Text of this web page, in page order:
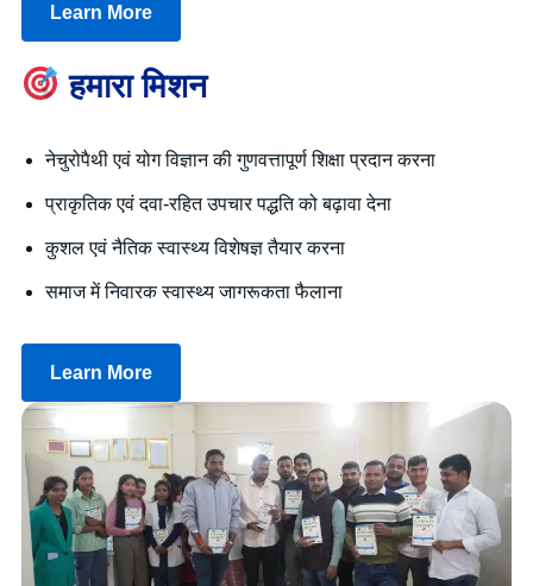
Learn More
हमारा मिशन
नेचुरोपैथी एवं योग विज्ञान की गुणवत्तापूर्ण शिक्षा प्रदान करना
प्राकृतिक एवं दवा-रहित उपचार पद्धति को बढ़ावा देना
कुशल एवं नैतिक स्वास्थ्य विशेषज्ञ तैयार करना
समाज में निवारक स्वास्थ्य जागरूकता फैलाना
Learn More